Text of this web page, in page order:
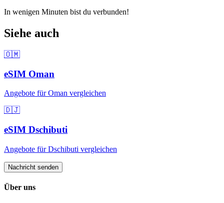
In wenigen Minuten bist du verbunden!
Siehe auch
🇴🇲
eSIM Oman
Angebote fürOman vergleichen
🇩🇯
eSIM Dschibuti
Angebote fürDschibuti vergleichen
Nachricht senden
Über uns